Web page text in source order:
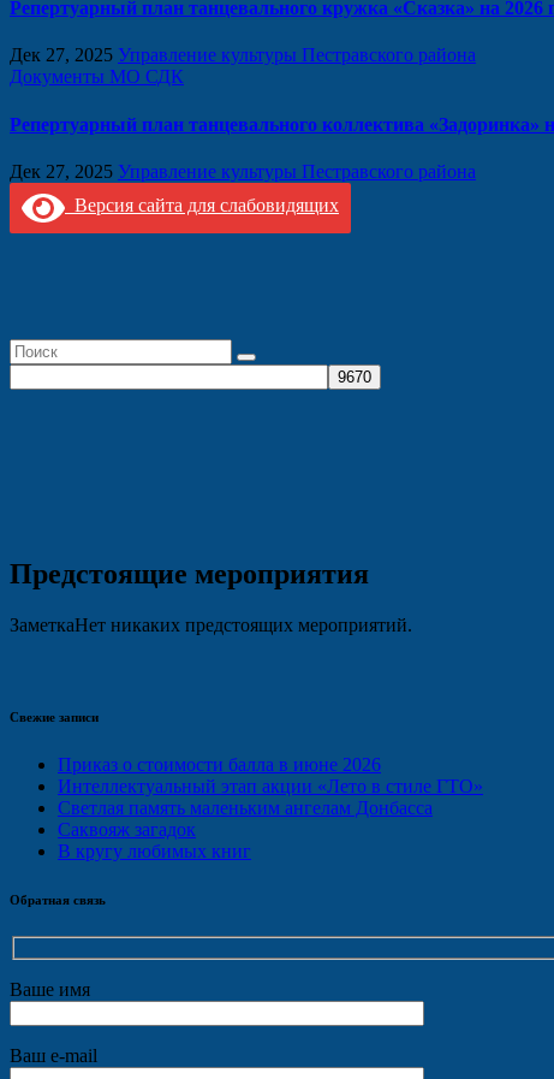
Репертуарный план танцевального кружка «Сказка» на 2026
Дек 27, 2025 Управление культуры Пестравского района
Документы МО СДК
Репертуарный план танцевального коллектива «Задоринка»
Дек 27, 2025 Управление культуры Пестравского района
Версия сайта для слабовидящих
Предстоящие мероприятия
ЗаметкаНет никаких предстоящих мероприятий.
Свежие записи
Приказ о стоимости балла в июне 2026
Интеллектуальный этап акции «Лето в стиле ГТО»
Светлая память маленьким ангелам Донбасса
Саквояж загадок
В кругу любимых книг
Обратная связь
Ваше имя
Ваш e-mail